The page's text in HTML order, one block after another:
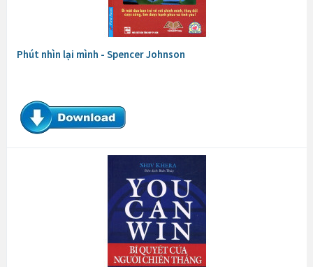
Phút nhìn lại mình - Spencer Johnson